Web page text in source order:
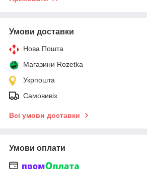
Умови доставки
Нова Пошта
Магазини Rozetka
Укрпошта
Самовивіз
Всі умови доставки
Умови оплати